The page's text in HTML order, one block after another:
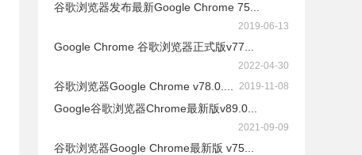
谷歌浏览器发布最新Google Chrome 75...
2019-06-13
Google Chrome 谷歌浏览器正式版v77...
2022-04-30
谷歌浏览器Google Chrome v78.0.... 2019-11-08
Google谷歌浏览器Chrome最新版v89.0...
2021-09-09
谷歌浏览器Google Chrome最新版 v75...